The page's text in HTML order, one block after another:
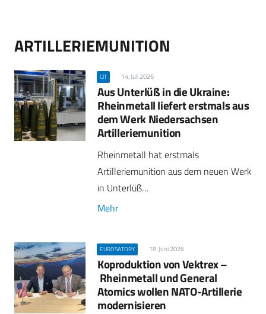
ARTILLERIEMUNITION
CIT 14. Juli 2026
Aus Unterlüß in die Ukraine:
Rheinmetall liefert erstmals aus
dem Werk Niedersachsen
Artilleriemunition
Rheinmetall hat erstmals
Artilleriemunition aus dem neuen Werk
in Unterlüß…
Mehr
EUROSATORY 18. Juni 2026
Koproduktion von Vektrex –
Rheinmetall und General
Atomics wollen NATO-Artillerie
modernisieren